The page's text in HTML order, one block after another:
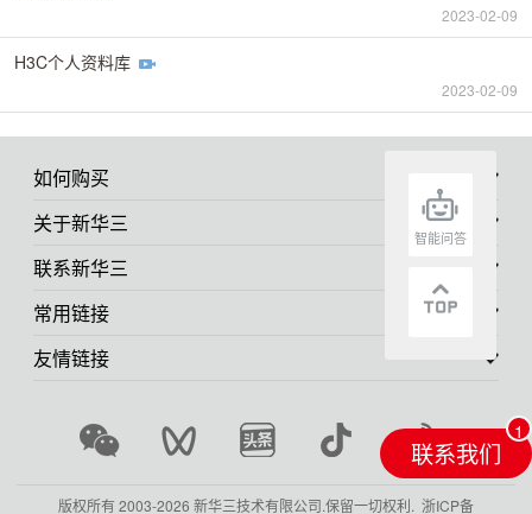
2023-02-09
H3C个人资料库
2023-02-09
如何购买
关于新华三
联系新华三
常用链接
友情链接
版权所有 2003-2026 新华三技术有限公司.保留一切权利. 浙ICP备
联系我们
智能问答